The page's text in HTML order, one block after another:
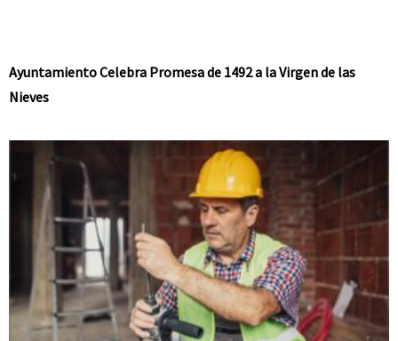
Ayuntamiento Celebra Promesa de 1492 a la Virgen de las
Nieves